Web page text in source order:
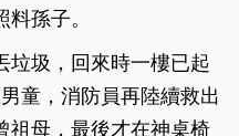
孫子。
垃圾，回來時一樓已起
童，消防員再陸續救出
祖母，最後才在神桌椅